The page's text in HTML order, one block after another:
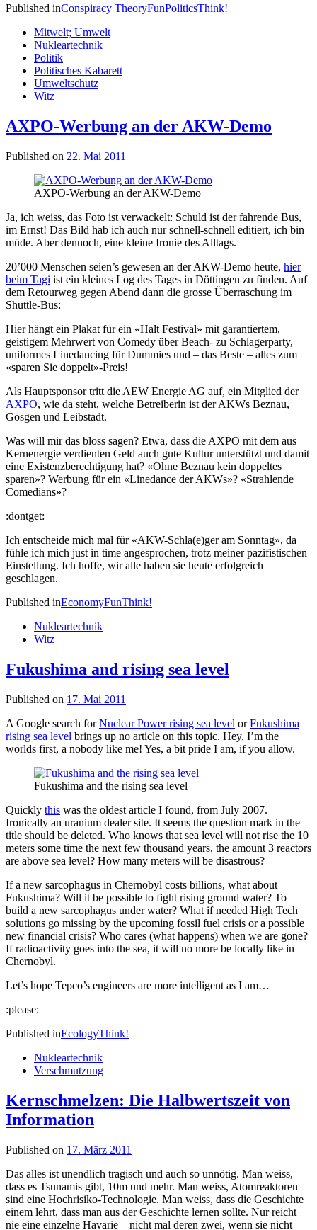
Published inConspiracy TheoryFunPoliticsThink!
Mitwelt; Umwelt
Nukleartechnik
Politik
Politisches Kabarett
Umweltschutz
Witz
AXPO-Werbung an der AKW-Demo
Published on 22. Mai 2011
AXPO-Werbung an der AKW-Demo
Ja, ich weiss, das Foto ist verwackelt: Schuld ist der fahrende Bus,
im Ernst! Das Bild hab ich auch nur schnell-schnell editiert, ich bin
müde. Aber dennoch, eine kleine Ironie des Alltags.
20’000 Menschen seien’s gewesen an der AKW-Demo heute, hier
beim Tagi ist ein kleines Log des Tages in Döttingen zu finden. Auf
dem Retourweg gegen Abend dann die grosse Überraschung im
Shuttle-Bus:
Hier hängt ein Plakat für ein «Halt Festival» mit garantiertem,
geistigem Mehrwert von Comedy über Beach- zu Schlagerparty,
uniformes Linedancing für Dummies und – das Beste – alles zum
«sparen Sie doppelt»-Preis!
Als Hauptsponsor tritt die AEW Energie AG auf, ein Mitglied der
AXPO, wie da steht, welche Betreiberin ist der AKWs Beznau,
Gösgen und Leibstadt.
Was will mir das bloss sagen? Etwa, dass die AXPO mit dem aus
Kernenergie verdienten Geld auch gute Kultur unterstützt und damit
eine Existenzberechtigung hat? «Ohne Beznau kein doppeltes
sparen»? Werbung für ein «Linedance der AKWs»? «Strahlende
Comedians»?
:dontget:
Ich entscheide mich mal für «AKW-Schla(e)ger am Sonntag», da
fühle ich mich just in time angesprochen, trotz meiner pazifistischen
Einstellung. Ich hoffe, wir alle haben sie heute erfolgreich
geschlagen.
Published inEconomyFunThink!
Nukleartechnik
Witz
Fukushima and rising sea level
Published on 17. Mai 2011
A Google search forNuclear Power rising sea level orFukushima
rising sea level brings up no article on this topic. Hey, I’m the
worlds first, a nobody like me! Yes, a bit pride I am, if you allow.
Fukushima and the rising sea level
Quickly this was the oldest article I found, from July 2007.
Ironically an uranium dealer site. It seems the question mark in the
title should be deleted. Who knows that sea level will not rise the 10
meters some time the next few thousand years, the amount 3 reactors
are above sea level? How many meters will be disastrous?
If a new sarcophagus in Chernobyl costs billions, what about
Fukushima? Will it be possible to fight rising ground water? To
build a new sarcophagus under water? What if needed High Tech
solutions go missing by the upcoming fossil fuel crisis or a possible
new financial crisis? Who cares (what happens) when we are gone?
If radioactivity goes into the sea, it will no more be locally like in
Chernobyl.
Let’s hope Tepco’s engineers are more intelligent as I am…
:please:
Published inEcologyThink!
Nukleartechnik
Verschmutzung
Kernschmelzen: Die Halbwertszeit von
Information
Published on 17. März 2011
Das alles ist unendlich tragisch und auch so unnötig. Man weiss,
dass es Tsunamis gibt, 10m und mehr. Man weiss, Atomreaktoren
sind eine Hochrisiko-Technologie. Man weiss, dass die Geschichte
einem lehrt, dass man aus der Geschichte lernen sollte. Nur reicht
nie eine einzelne Havarie – nicht mal deren zwei, wenn sie nicht